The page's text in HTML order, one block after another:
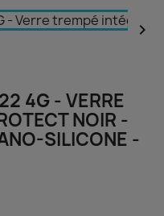

4G - VERRE
NOIR -
SILICONE -